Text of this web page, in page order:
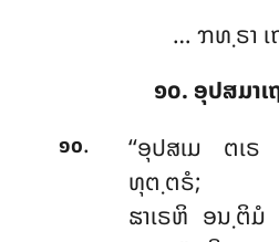
… ຠທ຺ຣາ
໑໐. ອຸປສມາເ
໑໐.
‘‘ອຸປສເມ ຕ
ທຸຕ຺ຕຣໍ;
ຘາເຣຫິ ອນ຺ຕິ